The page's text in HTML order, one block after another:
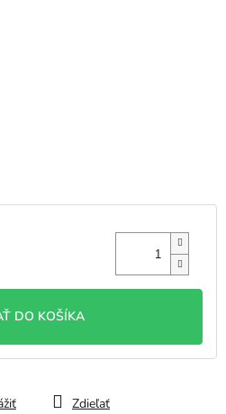
DO KOŠÍKA
Zdieľať